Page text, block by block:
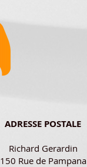
ADRESSE POSTALE
Richard Gerardin
150 Rue de Pampana